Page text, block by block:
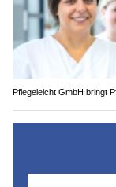
Pflegeleicht GmbH bringt